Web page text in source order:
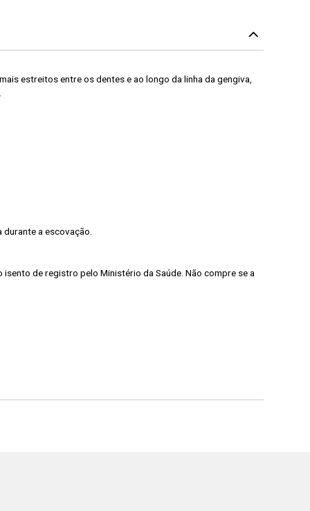
estreitos entre os dentes e ao longo da linha da gengiva,
a escovação.
de registro pelo Ministério da Saúde. Não compre se a